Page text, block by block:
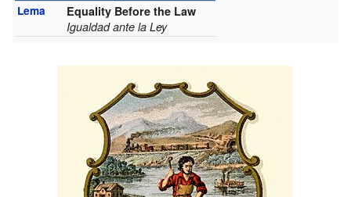
Lema
Equality Before the Law
Igualdad ante la Ley